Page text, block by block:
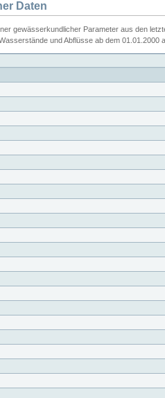
Daten
gewässerkundlicher Parameter aus den
und Abflüsse ab dem 01.01.2000